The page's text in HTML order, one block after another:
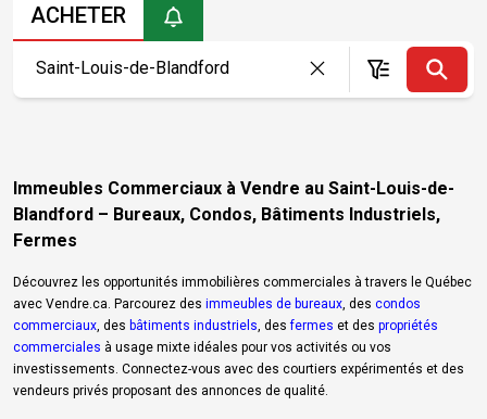
ACHETER
Immeubles Commerciaux à Vendre au Saint-Louis-de-
Blandford – Bureaux, Condos, Bâtiments Industriels,
Fermes
Découvrez les opportunités immobilières commerciales à travers le Québec
avec Vendre.ca. Parcourez des immeubles de bureaux , des condos
commerciaux , des bâtiments industriels , desfermes et des propriétés
commerciales à usage mixte idéales pour vos activités ou vos
investissements. Connectez-vous avec des courtiers expérimentés et des
vendeurs privés proposant des annonces de qualité.